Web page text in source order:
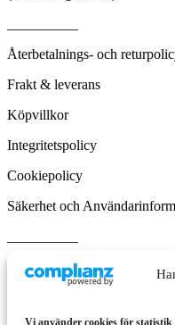
Vi använder cookies för
Återbetalnings- och
Frakt & leverans
Köpvillkor
Integritetspolicy
Cookiepolicy
Säkerhet och
EMAIL
info@de-ijssel-coatings.se